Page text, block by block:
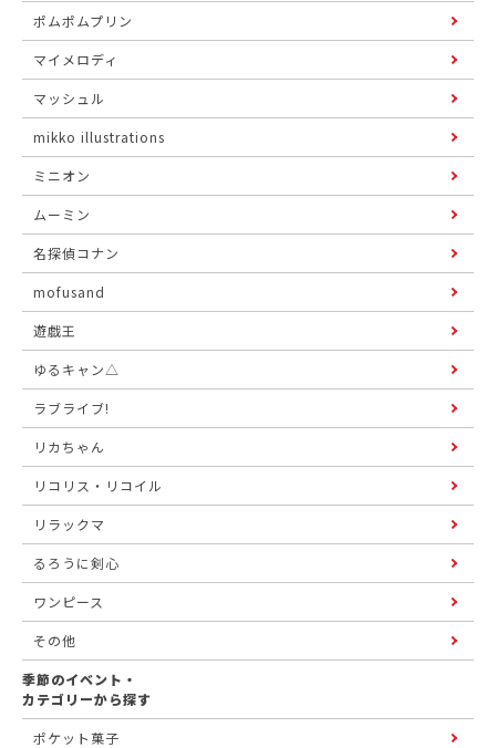
ポムポムプリン
マイメロディ
マッシュル
mikko illustrations
ミニオン
ムーミン
名探偵コナン
mofusand
遊戯王
ゆるキャン△
ラブライブ!
リカちゃん
リコリス・リコイル
リラックマ
るろうに剣心
ワンピース
その他
季節のイベント・
カテゴリーから探す
ポケット菓子